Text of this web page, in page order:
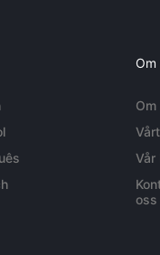
Om
Om
Vår
oss